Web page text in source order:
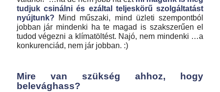
tudjuk csinálni és ezáltal teljeskörű szolgáltatást
nyújtunk? Mind műszaki, mind üzleti szempontból
jobban jár mindenki ha te magad is szakszerűen el
tudod végezni a klímatöltést. Najó, nem mindenki …a
konkurenciád, nem jár jobban. :)
Mire van szükség ahhoz, hogy
belevághass?